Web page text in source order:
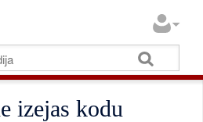
izejas kodu